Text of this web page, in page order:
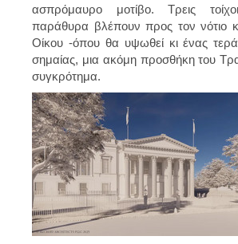
ασπρόμαυρο μοτίβο. Τρεις
παράθυρα βλέπουν προς τον νότιο
Οίκου -όπου θα υψωθεί κι ένας
σημαίας, μια ακόμη προσθήκη του
συγκρότημα.